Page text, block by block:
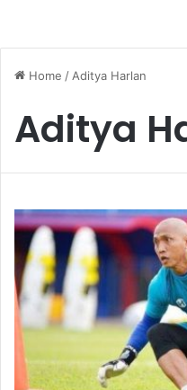
Home / Aditya Harlan
Aditya